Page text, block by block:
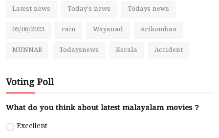
Latest news Today's news Todays news
05/06/2023 rain Wayanad Arikomban
MUNNAR Todaysnews Kerala Accident
Voting Poll
What do you think about latest malayalam movies ?
Excellent